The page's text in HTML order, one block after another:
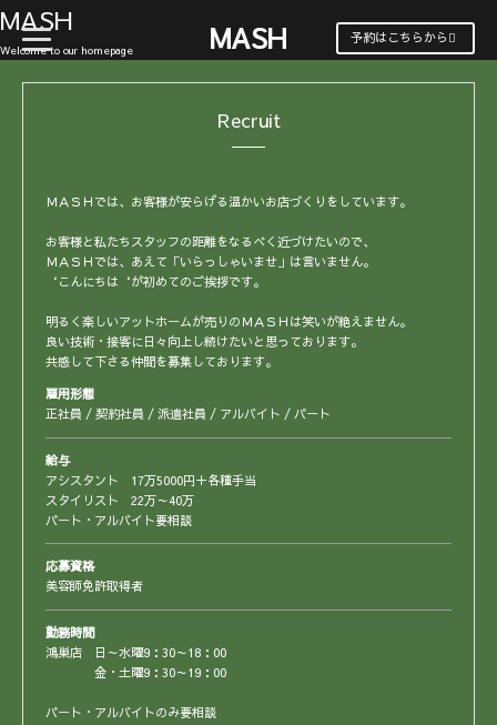
MASH
t
o
g
予約はこちらから
MASH
Welcome to our homepage
Recruit
ＭＡＳＨでは、お客様が安らげる温かいお店づくりをしています。
お客様と私たちスタッフの距離をなるべく近づけたいので、
ＭＡＳＨでは、あえて「いらっしゃいませ」は言いません。
‘こんにちは‘が初めてのご挨拶です。
明るく楽しいアットホームが売りのＭＡＳＨは笑いが絶えません。
良い技術・接客に日々向上し続けたいと思っております。
共感して下さる仲間を募集しております。
雇用形態
正社員 / 契約社員 / 派遣社員 / アルバイト / パート
給与
アシスタント 17万5000円＋各種手当
スタイリスト 22万～40万
パート・アルバイト要相談
応募資格
美容師免許取得者
勤務時間
鴻巣店 日～水曜9：30～18：00
金・土曜9：30～19：00
パート・アルバイトのみ要相談